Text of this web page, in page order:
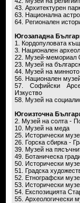
43. Архитектурен
63. Национална
64. Регионален
Югозападна
1. Кордопуловата
3. Национален
22. Музей-мемориал
23. Музей на
44. Музей на
56. Национален
57. Софийски
Изкуство
58. Музей на
Югоизточна
2. Музей на солта -
10. Музей на меда
25. Исторически
26. Горска сбирка -
39. Музей на
49. Ботаническа
50. Исторически
51. Градска
52. Етнографски
53. Исторически
54. Експозицията
55. Археологически